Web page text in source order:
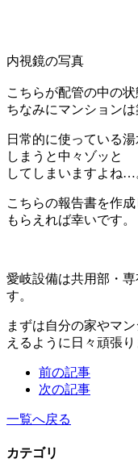
内視鏡の写真
こちらが配管の中の状
ちなみにマンションは
日常的に使っている
しまうと中々ゾッと
してしまいますよね…
こちらの報告書を作
もらえれば幸いです。
愛岐設備は共用部・
す。
まずは自分の家やマ
えるように日々頑張り
前の記事
次の記事
一覧へ戻る
カテゴリ